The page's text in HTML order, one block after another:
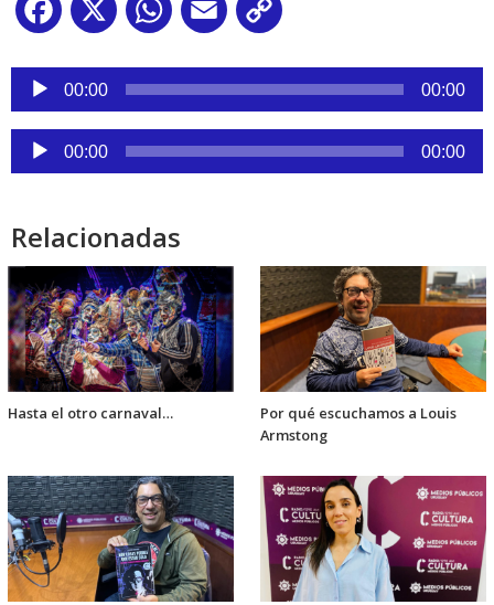
Facebook
X WhatsApp
Email
Reproductor
audio
00:00 00:00
Reproductor
de
00:00 00:00
Relacionadas
Hasta el otro carnaval…
Por qué escuchamos a Louis
Armstong